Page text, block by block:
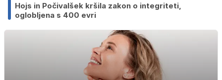
Hojs in Počivalšek kršila zakon o integriteti,
oglobljena s 400 evri